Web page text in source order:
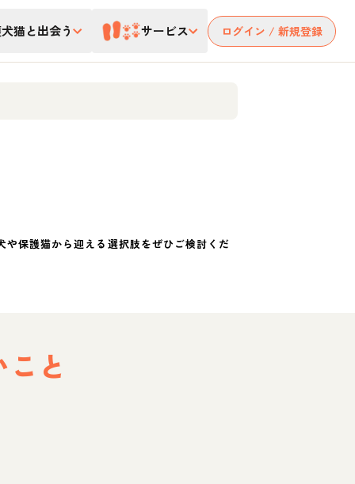
猫と出会う サービス ログイン / 新規登録
保護猫から迎える選択肢をぜひご検討くだ
と